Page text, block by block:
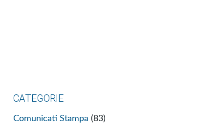
CATEGORIE
Comunicati Stampa (83)